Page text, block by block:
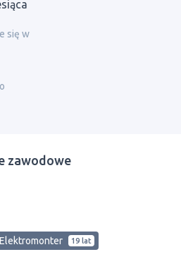
się w
zawodowe
Elektromonter 19 lat